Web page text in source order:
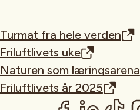
Turmat fra hele verden
Friluftlivets uke
Naturen som læringsarena
Friluftlivets år 2025